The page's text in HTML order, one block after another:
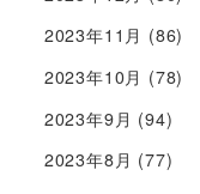
2023年11月 (86)
2023年10月 (78)
2023年9月 (94)
2023年8月 (77)